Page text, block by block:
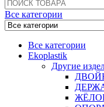
Все категории
Все категории
Ekoplastik
Другие